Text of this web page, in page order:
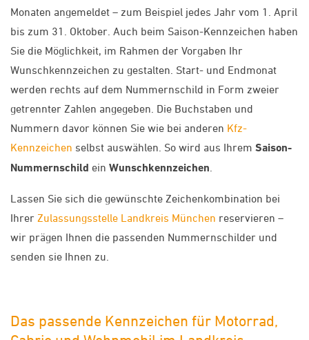
Monaten angemeldet – zum Beispiel jedes Jahr vom 1. April
bis zum 31. Oktober. Auch beim Saison-Kennzeichen haben
Sie die Möglichkeit, im Rahmen der Vorgaben Ihr
Wunschkennzeichen zu gestalten. Start- und Endmonat
werden rechts auf dem Nummernschild in Form zweier
getrennter Zahlen angegeben. Die Buchstaben und
Nummern davor können Sie wie bei anderen Kfz-
Kennzeichen selbst auswählen. So wird aus Ihrem Saison-
Nummernschild ein Wunschkennzeichen
Lassen Sie sich die gewünschte Zeichenkombination bei
Ihrer Zulassungsstelle Landkreis München reservieren –
wir prägen Ihnen die passenden Nummernschilder und
senden sie Ihnen zu.
Das passende Kennzeichen für Motorrad,